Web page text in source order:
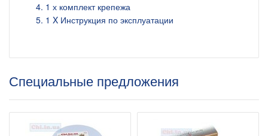
1 х комплект крепежа
1 X Инструкция по эксплуатации
Специальные предложения